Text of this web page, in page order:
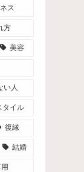
ス
方
美容
い人
タイル
復縁
結婚